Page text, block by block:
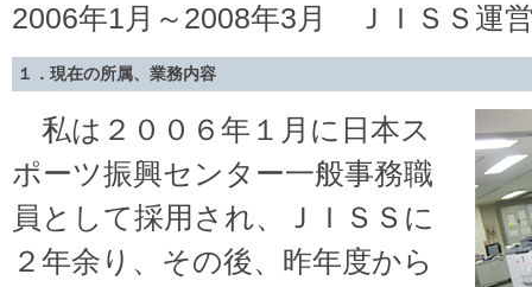
2006年1月～2008年3月 ＪＩＳＳ運
１．現在の所属、業務内容
私は２００６年１月に日本ス
ポーツ振興センター一般事務職
員として採用され、ＪＩＳＳに
２年余り、その後、昨年度から